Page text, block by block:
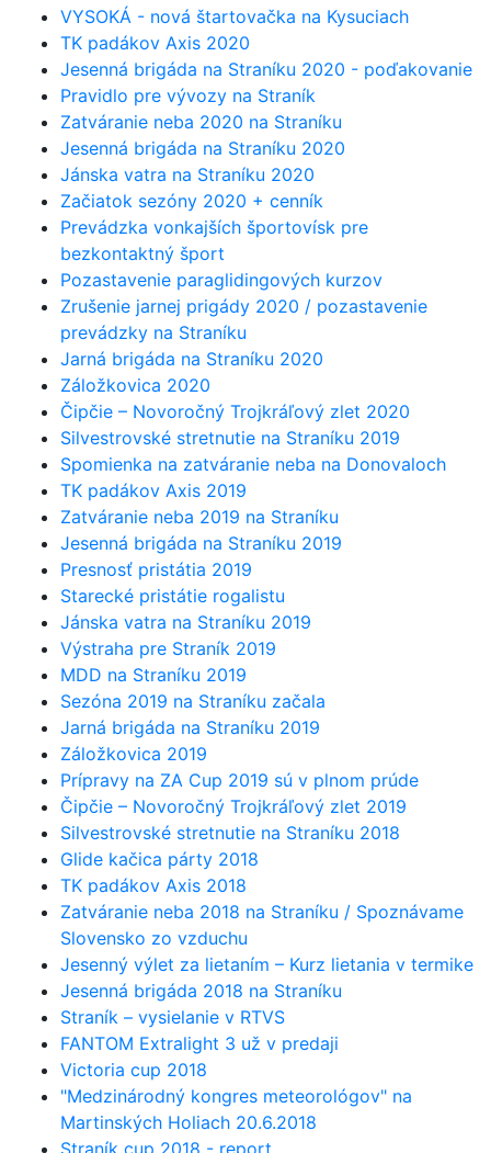
VYSOKÁ - nová štartovačka na Kysuciach
TK padákov Axis 2020
Jesenná brigáda na Straníku 2020 - poďakovanie
Pravidlo pre vývozy na Straník
Zatváranie neba 2020 na Straníku
Jesenná brigáda na Straníku 2020
Jánska vatra na Straníku 2020
Začiatok sezóny 2020 + cenník
Prevádzka vonkajších športovísk pre
bezkontaktný šport
Pozastavenie paraglidingových kurzov
Zrušenie jarnej prigády 2020 / pozastavenie
prevádzky na Straníku
Jarná brigáda na Straníku 2020
Záložkovica 2020
Čipčie – Novoročný Trojkráľový zlet 2020
Silvestrovské stretnutie na Straníku 2019
Spomienka na zatváranie neba na Donovaloch
TK padákov Axis 2019
Zatváranie neba 2019 na Straníku
Jesenná brigáda na Straníku 2019
Presnosť pristátia 2019
Starecké pristátie rogalistu
Jánska vatra na Straníku 2019
Výstraha pre Straník 2019
MDD na Straníku 2019
Sezóna 2019 na Straníku začala
Jarná brigáda na Straníku 2019
Záložkovica 2019
Prípravy na ZA Cup 2019 sú v plnom prúde
Čipčie – Novoročný Trojkráľový zlet 2019
Silvestrovské stretnutie na Straníku 2018
Glide kačica párty 2018
TK padákov Axis 2018
Zatváranie neba 2018 na Straníku / Spoznávame
Slovensko zo vzduchu
Jesenný výlet za lietaním – Kurz lietania v termike
Jesenná brigáda 2018 na Straníku
Straník – vysielanie v RTVS
FANTOM Extralight 3 už v predaji
Victoria cup 2018
"Medzinárodný kongres meteorológov" na
Martinských Holiach 20.6.2018
Straník cup 2018 - report